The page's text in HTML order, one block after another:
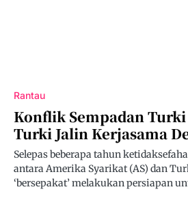
Rantau
Konflik Sempadan
Turki Jalin Kerjasama
Selepas beberapa tahun
antara Amerika Syarikat (AS) dan
‘bersepakat’ melakukan persiapan